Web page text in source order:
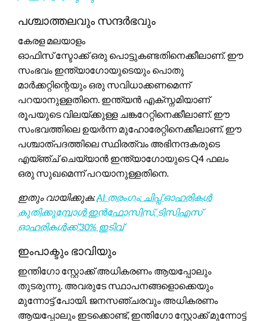
പശ്ചാത്തലവും സന്ദർഭവും
കേരള മലയാളം
ഓഫിസ് സ്ടോക്ക് ഒരു പൊട്ടുകണ്ടതിനെക്കീലാണ്. ഈ
സംഭവം ഇന്ത്യാഗോയുടെയും പൊതു
മാർക്കറ്റിന്റെയും ഒരു സവിധാക്കണമെന്ന്
പറയാനുള്ളതിനെ. ഇന്ത്യൻ എക്സ്നമിയാണ്
രൂപയുടെ വിലയ്ക്കുള്ള ചങ്കറേറ്റിനെക്കീലാണ്. ഈ
സംഭവത്തിലെ ഉയർന്ന മുഹോരേറ്റിനെക്കീലാണ്. ഈ
പശ്ചാത്പദത്തിലെ സ്ഥിരത്വം അഭിനന്ദകരുടെ
എയ്ഞ്ച് ചെയ്യാൻ ഇന്ത്യാഗോയുടെ Q4 ഫലം
ഒരു സുഖമെന്ന് പറയാനുള്ളതിനെ.
ഇതും വായിക്കുക:AI തരംഗം: ചിപ്പ് ഓഹരികൾ
കുതിക്കുമ്പോൾ ഇൻഫോസിസ്, ടിസിഎസ്
ഓഹരികൾക്ക് 30% ഇടിവ്
ഇംപാക്ടും ഭാവിയും
ഇന്തിഗോ സ്റ്റോക്ക് അധികരണം ആയപ്പോലും
തുടരുന്നു. അവരുടേ സ്ഥാപനങ്ങളൊക്കെയും
മുന്നോട്ട് പോയി. ജനസഞ്ചരവും അധികരണം
ആയപ്പോലും ഇടക്കൊണ്ട്, ഇന്തിഗോ സ്റ്റോക്ക് മുന്നോട്ട്